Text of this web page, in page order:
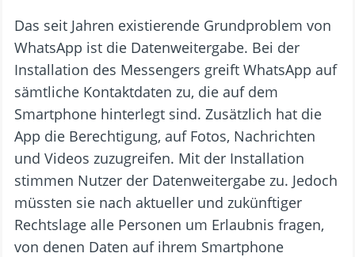
Das seit Jahren existierende Grundproblem von
WhatsApp ist die Datenweitergabe. Bei der
Installation des Messengers greift WhatsApp auf
sämtliche Kontaktdaten zu, die auf dem
Smartphone hinterlegt sind. Zusätzlich hat die
App die Berechtigung, auf Fotos, Nachrichten
und Videos zuzugreifen. Mit der Installation
stimmen Nutzer der Datenweitergabe zu. Jedoch
müssten sie nach aktueller und zukünftiger
Rechtslage alle Personen um Erlaubnis fragen,
von denen Daten auf ihrem Smartphone